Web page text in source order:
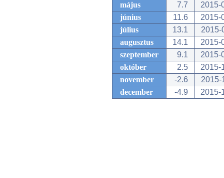
május
7.7
2015-
június
11.6
2015-
július
13.1
2015-
augusztus
14.1
2015-
szeptember
9.1
2015-
október
2.5
2015-
november
-2.6
2015-
december
-4.9 2015-